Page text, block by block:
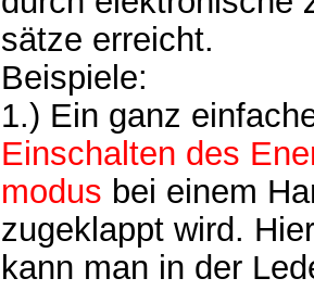
sätze erreicht.
Beispiele:
1.) Ein ganz
Einschalten des
modus bei einem
zugeklappt wird.
kann man in der